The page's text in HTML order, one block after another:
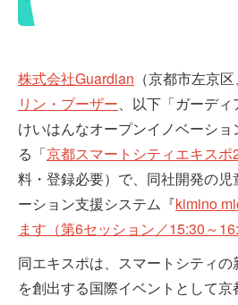
株式会社Guardian （京都市左京
リン・プーザー 、以下「ガーデ
けいはんなオープンイノベーシ
る「京都スマートシティエキスポ
料・登録必要）で、同社開発の
ーション支援システム『kimino
ます（第6セッション／15:30～
同エキスポは、スマートシティ
を創出する国際イベントとして